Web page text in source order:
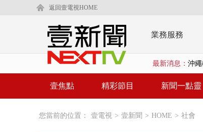
返回壹電視HOME
業務服務
最新消息：
泰
中
壹焦點 精彩節目 新聞一點靈
您當前的位置： 壹電視 > 壹新聞 > HOME > 社會